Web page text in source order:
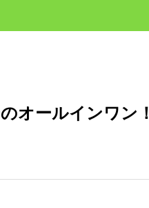
オールインワン！